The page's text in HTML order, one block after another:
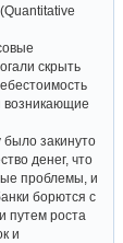
скрыть
возникающие
было закинуто
денег, что
проблемы, и
борются с
путем роста
и